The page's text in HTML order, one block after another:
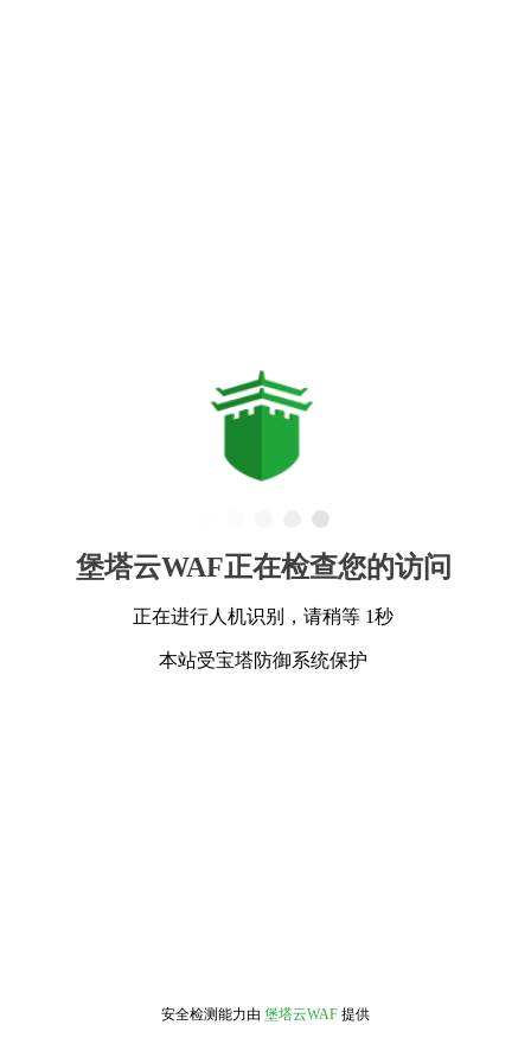
堡塔云WAF正在检查您的访问
正在进行人机识别，请稍等 1秒
本站受宝塔防御系统保护
安全检测能力由 堡塔云WAF 提供